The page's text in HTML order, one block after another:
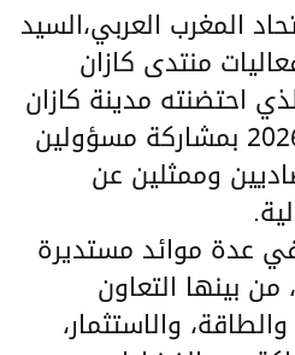
المغرب العربي،السيد
منتدى كازان
احتضنته مدينة كازان
من 12 إلى 17 ماي 2026 بمشاركة مسؤولين
وممثلين عن
عدة موائد مستديرة
بينها التعاون
والاستثمار،